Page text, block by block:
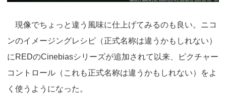
現像でちょっと違う風味に仕上げてみるのも良い。ニコ
ンのイメージングレシピ（正式名称は違うかもしれない）
にREDのCinebiasシリーズが追加されて以来、ピクチャー
コントロール（これも正式名称は違うかもしれない）をよ
く使うようになった。